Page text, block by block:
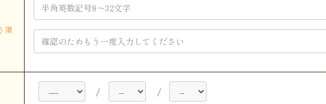
須
/ /